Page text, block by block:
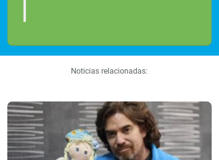
Noticias relacionadas: